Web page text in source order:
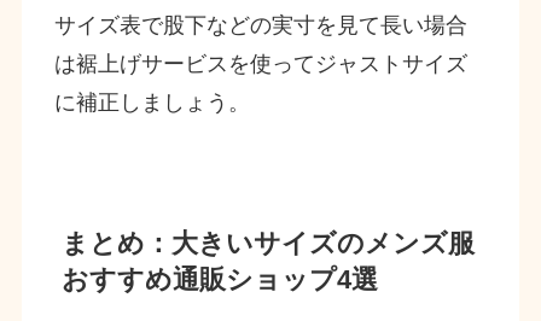
サイズ表で股下などの実寸を見て長い場合
は裾上げサービスを使ってジャストサイズ
に補正しましょう。
まとめ：大きいサイズのメンズ服
おすすめ通販ショップ4選